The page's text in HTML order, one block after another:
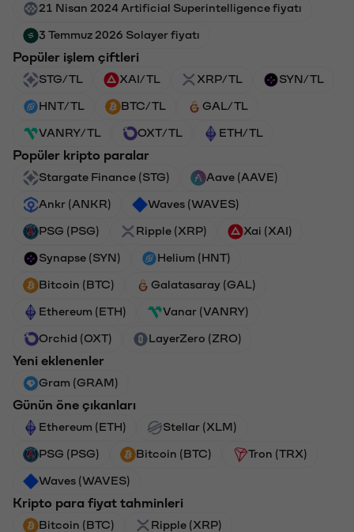
21 Nisan 2024 Artificial Superintelligence fiyatı
3 Temmuz 2026 Solayer fiyatı
Popüler işlem çiftleri
STG/TL XAI/TL XRP/TL SYN/TL
HNT/TL BTC/TL GAL/TL
VANRY/TL OXT/TL ETH/TL
Popüler kripto paralar
Stargate Finance (STG) Aave (AAVE)
Ankr (ANKR) Waves (WAVES)
PSG (PSG) Ripple (XRP) Xai (XAI)
Synapse (SYN) Helium (HNT)
Bitcoin (BTC) Galatasaray (GAL)
Ethereum (ETH) Vanar (VANRY)
Orchid (OXT) LayerZero (ZRO)
Yeni eklenenler
Gram (GRAM)
Günün öne çıkanları
Ethereum (ETH) Stellar (XLM)
PSG (PSG) Bitcoin (BTC) Tron (TRX)
Waves (WAVES)
Kripto para fiyat tahminleri
Bitcoin (BTC) Ripple (XRP)